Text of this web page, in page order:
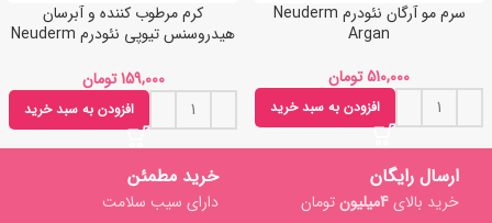
سرم مو آرگان نئودرم Neuderm
Argan
تومان
افزودن به سبد خرید
کرم مرطوب کننده و آبرسان
هیدروسنس تیوپی نئودرم Neuderm
تومان
افزودن به سبد خرید
ارسال رایگان
خرید بالای4میلیون تومان
خرید مطمئن
دارای سیب سلامت